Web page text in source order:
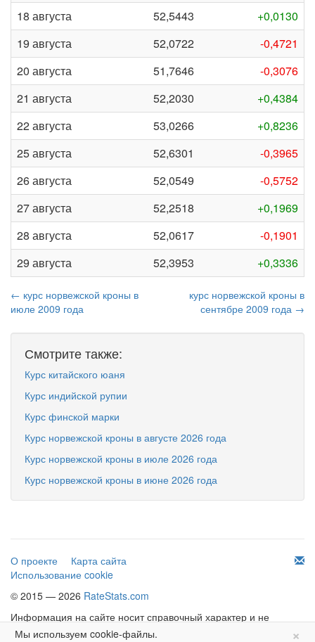
18 августа
52,5443
+0,0130
19 августа
52,0722
-0,4721
20 августа
51,7646
-0,3076
21 августа
52,2030
+0,4384
22 августа
53,0266
+0,8236
25 августа
52,6301
-0,3965
26 августа
52,0549
-0,5752
27 августа
52,2518
+0,1969
28 августа
52,0617
-0,1901
29 августа
52,3953 +0,3336
← курс норвежской кроны в
июле 2009 года
курс норвежской кроны в
сентябре 2009 года →
Смотрите также:
Курс китайского юаня
Курс индийской рупии
Курс финской марки
Курс норвежской кроны в августе 2026 года
Курс норвежской кроны в июле 2026 года
Курс норвежской кроны в июне 2026 года
О проекте
Карта сайта
Использование cookie
© 2015 — 2026 RateStats.com
Информация на сайте носит справочный характер и не
является офертой.
×
Мы используем cookie-файлы.